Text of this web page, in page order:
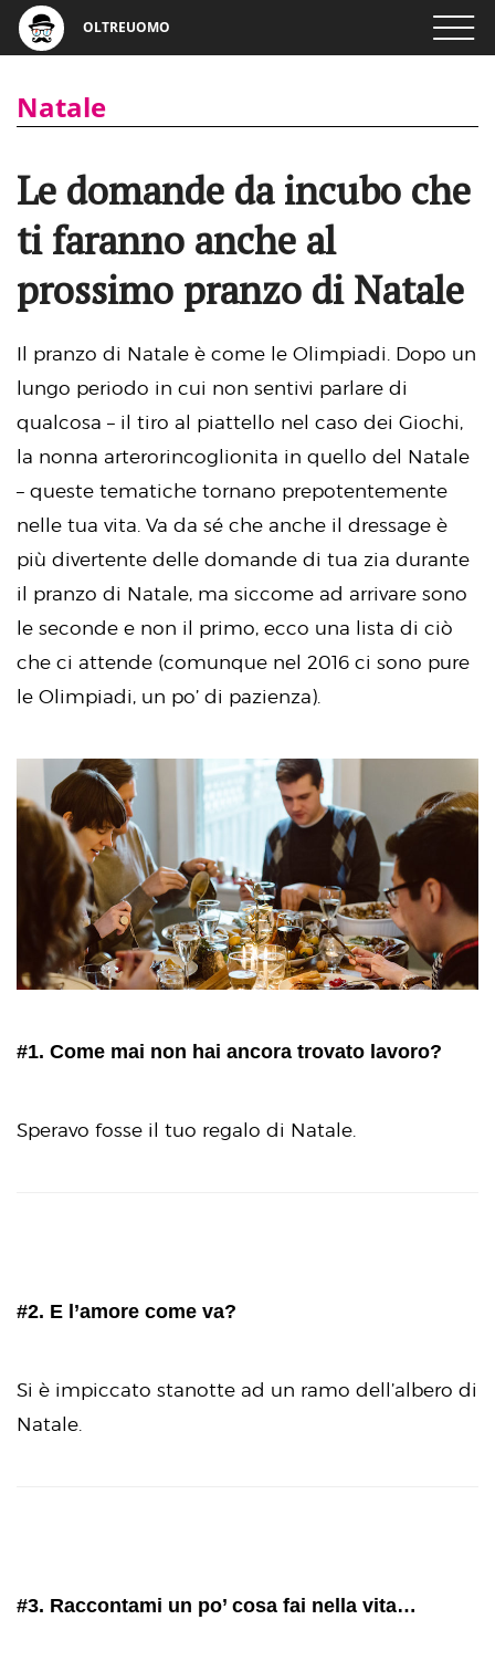
OLTREUOMO
Natale
Le domande da incubo che
ti faranno anche al
prossimo pranzo di Natale
Il pranzo di Natale è come le Olimpiadi. Dopo un
lungo periodo in cui non sentivi parlare di
qualcosa – il tiro al piattello nel caso dei Giochi,
la nonna arterorincoglionita in quello del Natale
– queste tematiche tornano prepotentemente
nelle tua vita. Va da sé che anche il dressage è
più divertente delle domande di tua zia durante
il pranzo di Natale, ma siccome ad arrivare sono
le seconde e non il primo, ecco una lista di ciò
che ci attende (comunque nel 2016 ci sono pure
le Olimpiadi, un po’ di pazienza).
#1. Come mai non hai ancora trovato lavoro?
Speravo fosse il tuo regalo di Natale.
#2. E l’amore come va?
Si è impiccato stanotte ad un ramo dell’albero di
Natale.
#3. Raccontami un po’ cosa fai nella vita…